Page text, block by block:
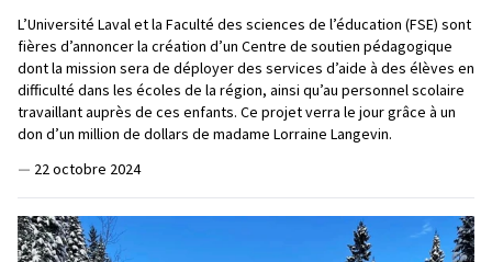
L’Université Laval et la Faculté des sciences de l’éducation (FSE) sont
fières d’annoncer la création d’un Centre de soutien pédagogique
dont la mission sera de déployer des services d’aide à des élèves en
difficulté dans les écoles de la région, ainsi qu’au personnel scolaire
travaillant auprès de ces enfants. Ce projet verra le jour grâce à un
don d’un million de dollars de madame Lorraine Langevin.
— 22 octobre 2024